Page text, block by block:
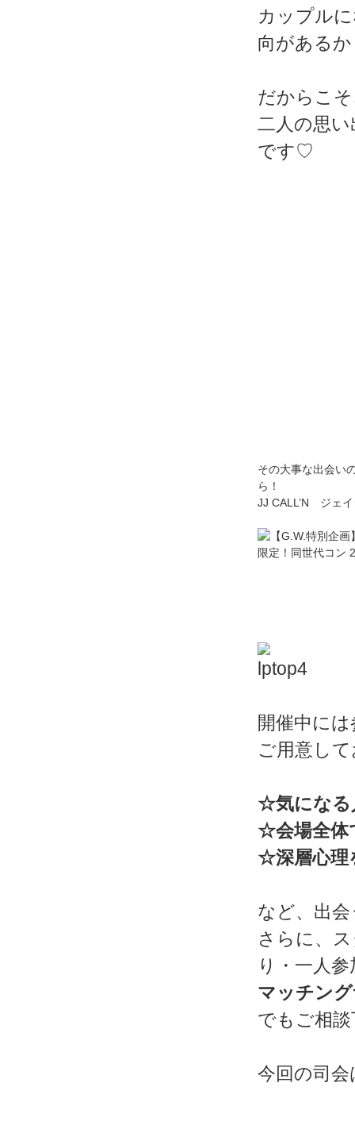
カップル
向がある
だからこ
二人の思
です♡
その大事な出会い
ら！
JJ CALL’N ジェ
開催中に
ご用意し
☆気になる
☆会場全体
☆深層心理
など、出
さらに、
り・一人
マッチン
でもご相
今回の司会